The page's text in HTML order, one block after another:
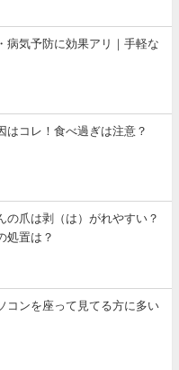
病気予防に効果アリ｜手軽な
はコレ！食べ過ぎは注意？
の爪は剥（は）がれやすい？
処置は？
コンを座って見てる方に多い